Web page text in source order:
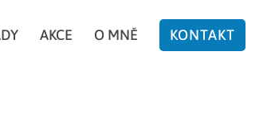
AKCE O MNĚ KONTAKT